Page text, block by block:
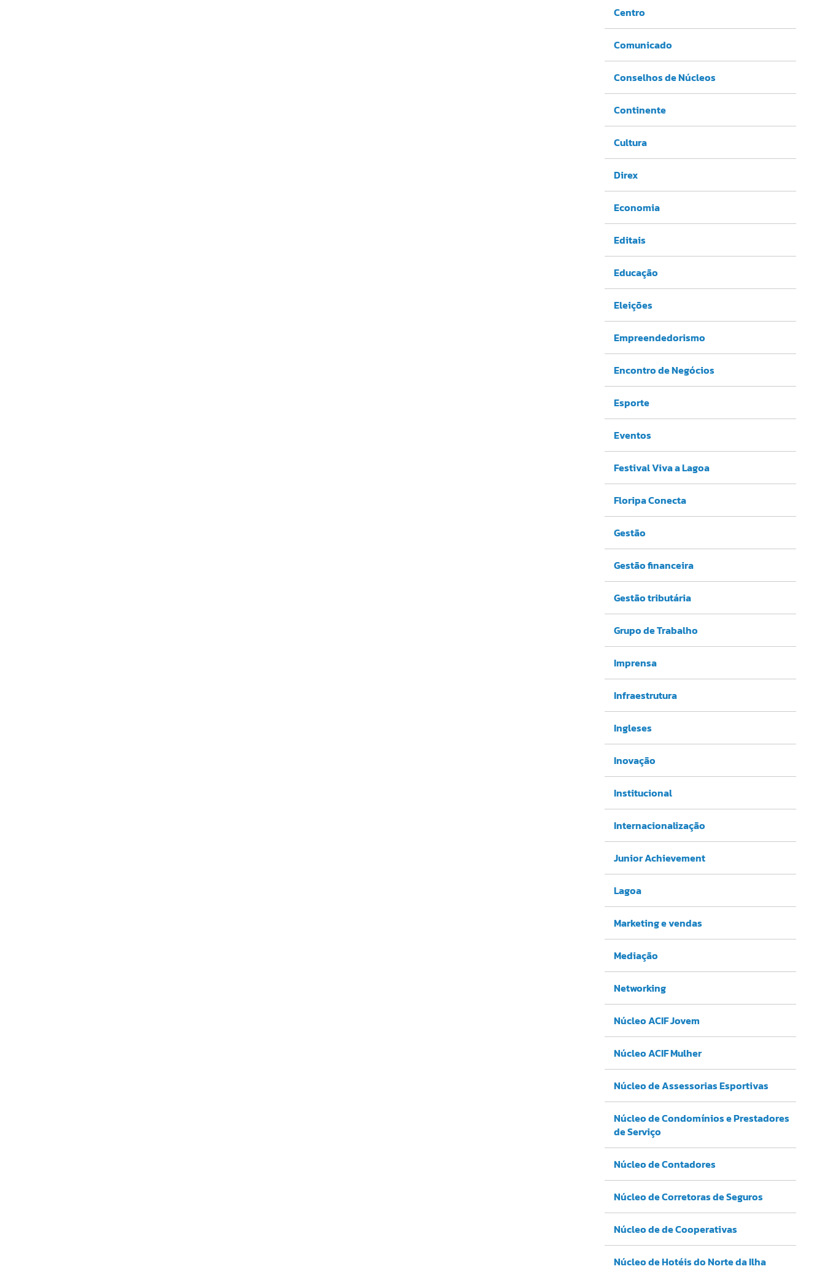
Centro
Comunicado
Conselhos de Núcleos
Continente
Cultura
Direx
Economia
Editais
Educação
Eleições
Empreendedorismo
Encontro de Negócios
Esporte
Eventos
Festival Viva a Lagoa
Floripa Conecta
Gestão
Gestão financeira
Gestão tributária
Grupo de Trabalho
Imprensa
Infraestrutura
Ingleses
Inovação
Institucional
Internacionalização
Junior Achievement
Lagoa
Marketing e vendas
Mediação
Networking
Núcleo ACIF Jovem
Núcleo ACIF Mulher
Núcleo de Assessorias Esportivas
Núcleo de Condomínios e Prestadores
de Serviço
Núcleo de Contadores
Núcleo de Corretoras de Seguros
Núcleo de de Cooperativas
Núcleo de Hotéis do Norte da Ilha